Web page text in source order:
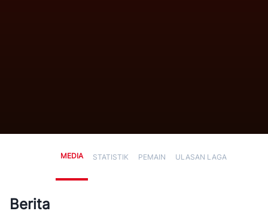
MEDIA STATISTIK PEMAIN ULASAN LAGA
Berita